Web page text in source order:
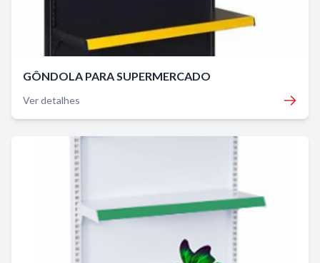
GÔNDOLA PARA SUPERMERCADO
Ver detalhes